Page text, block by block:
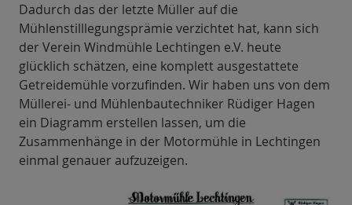
Dadurch das der letzte Müller auf die
Mühlenstilllegungsprämie verzichtet hat, kann sich
der Verein Windmühle Lechtingen e.V. heute
glücklich schätzen, eine komplett ausgestattete
Getreidemühle vorzufinden. Wir haben uns von dem
Müllerei- und Mühlenbautechniker Rüdiger Hagen
ein Diagramm erstellen lassen, um die
Zusammenhänge in der Motormühle in Lechtingen
einmal genauer aufzuzeigen.